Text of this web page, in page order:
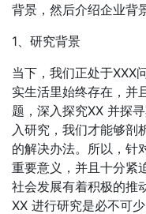
背景，然后介绍企业背
1、研究背景
当下，我们正处于XXX
实生活里始终存在，并
题，深入探究XX 并探
入研究，我们才能够剖
的解决办法。所以，针
重要意义，并且十分紧
社会发展有着积极的推
XX 进行研究是必不可少